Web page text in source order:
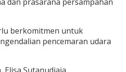
berkomitmen untuk
pencemaran udara